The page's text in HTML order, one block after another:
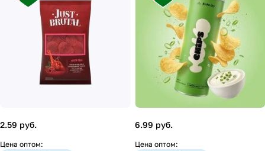
2.59 руб.
Цена оптом:
6.99 руб.
Цена оптом: